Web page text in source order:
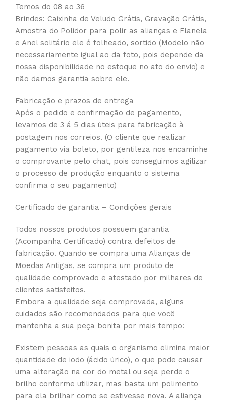
Temos do 08 ao 36
Brindes: Caixinha de Veludo Grátis, Gravação Grátis,
Amostra do Polidor para polir as alianças e Flanela
e Anel solitário ele é folheado, sortido (Modelo não
necessariamente igual ao da foto, pois depende da
nossa disponibilidade no estoque no ato do envio) e
não damos garantia sobre ele.
Fabricação e prazos de entrega
Após o pedido e confirmação de pagamento,
levamos de 3 á 5 dias úteis para fabricação à
postagem nos correios. (O cliente que realizar
pagamento via boleto, por gentileza nos encaminhe
o comprovante pelo chat, pois conseguimos agilizar
o processo de produção enquanto o sistema
confirma o seu pagamento)
Certificado de garantia – Condições gerais
Todos nossos produtos possuem garantia
(Acompanha Certificado) contra defeitos de
fabricação. Quando se compra uma Alianças de
Moedas Antigas, se compra um produto de
qualidade comprovado e atestado por milhares de
clientes satisfeitos.
Embora a qualidade seja comprovada, alguns
cuidados são recomendados para que você
mantenha a sua peça bonita por mais tempo:
Existem pessoas as quais o organismo elimina maior
quantidade de iodo (ácido úrico), o que pode causar
uma alteração na cor do metal ou seja perde o
brilho conforme utilizar, mas basta um polimento
para ela brilhar como se estivesse nova. A aliança